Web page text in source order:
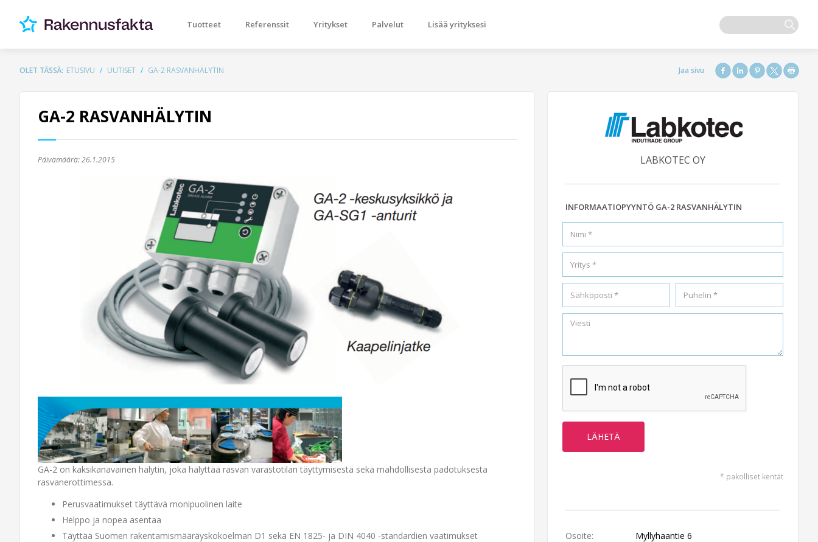
Tuotteet Referenssit Yritykset Palvelut Lisää yrityksesi
OLET TÄSSÄ: ETUSIVU UUTISET GA-2 RASVANHÄLYTIN
GA-2 RASVANHÄLYTIN
Päivämäärä:26.1.2015
GA-2 on kaksikanavainen hälytin, joka hälyttää rasvan varastotilan täyttymisestä sekä mahdollisesta padotuksesta
rasvanerottimessa.
Perusvaatimukset täyttävä monipuolinen laite
Helppo ja nopea asentaa
Täyttää Suomen rakentamismääräyskokoelman D1 sekä EN 1825- ja DIN 4040 -standardien vaatimukset
LABKOTEC OY
INFORMAATIOPYYNTÖ GA-2 RASVANHÄLYTIN
* pakolliset kentät
Osoite:
Myllyhaantie 6